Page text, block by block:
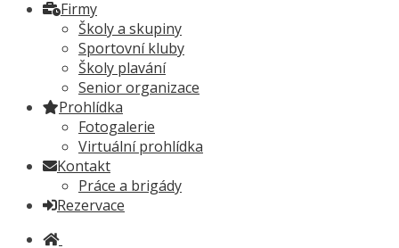
Firmy
Školy a skupiny
Sportovní kluby
Školy plavání
Senior organizace
Prohlídka
Fotogalerie
Virtuální prohlídka
Kontakt
Práce a brigády
Rezervace